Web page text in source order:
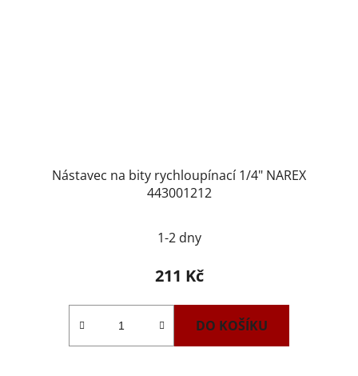
Nástavec na bity rychloupínací 1/4" NAREX
443001212
1-2 dny
211 Kč
DO KOŠÍKU